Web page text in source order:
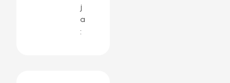
j
a
: